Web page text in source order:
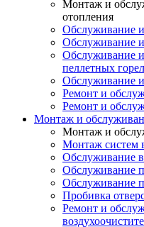
Монтаж и
отопления
Обслуживание
Обслуживание
Обслуживание
пеллетных
Обслуживание
Ремонт и
Ремонт и
Монтаж и
Монтаж и
Монтаж систем
Обслуживание
Обслуживание
Обслуживание
Пробивка
Ремонт и